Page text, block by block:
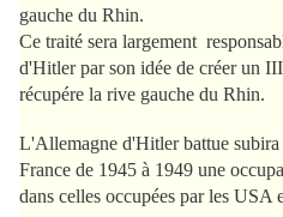
gauche du Rhin.
Ce traité sera largement
d'Hitler par son idée de créer un
récupére la rive gauche du Rhin.
L'Allemagne d'Hitler battue
France de 1945 à 1949 une
dans celles occupées par les USA